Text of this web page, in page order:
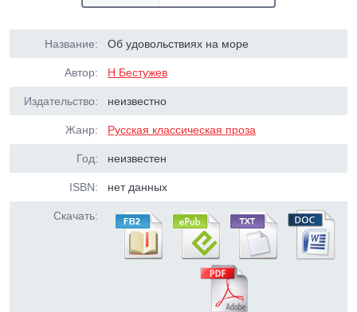
Название: Об удовольствиях на море
Автор: Н Бестужев
Издательство: неизвестно
Жанр: Русская классическая проза
Год: неизвестен
ISBN: нет данных
Скачать: